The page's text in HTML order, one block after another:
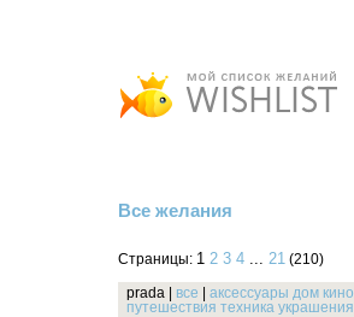
Все желания
Страницы: 1 2 3 4 ... 21 (210)
prada все аксессуары дом кино
путешествия техника украшения